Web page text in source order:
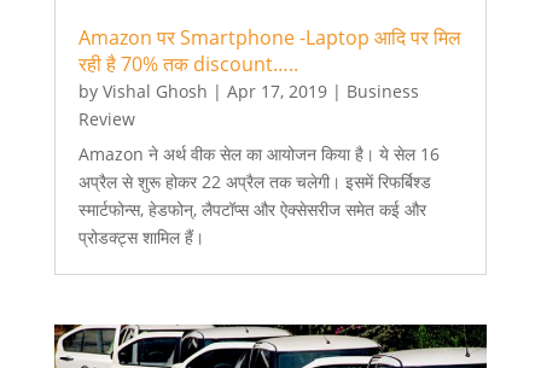
Amazon पर Smartphone -Laptop आदि पर मिल
रही है 70% तक discount…..
by Vishal Ghosh | Apr 17, 2019| Business
Review
Amazon ने अर्थ वीक सेल का आयोजन किया है। ये सेल 16
अप्रैल से शुरू होकर 22 अप्रैल तक चलेगी। इसमें रिफर्बिश्ड
स्मार्टफोन्स, हेडफोन्, लैपटॉप्स और ऐक्सेसरीज समेत कई और
प्रोडक्ट्स शामिल हैं।